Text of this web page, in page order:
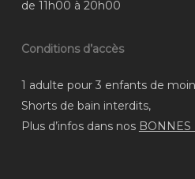
de 11h00 à 20h00
Conditions d’accès
1 adulte pour 3 enfants de
Shorts de bain interdits,
Plus d’infos dans nos BONNES